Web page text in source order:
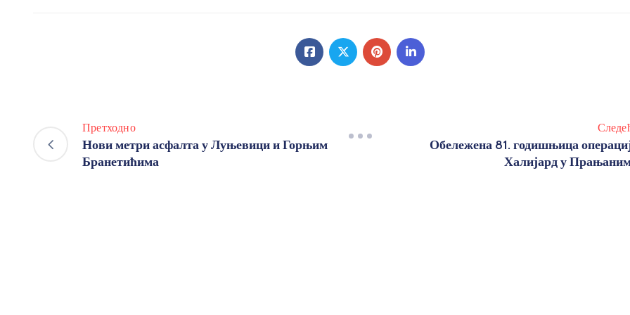
Претходно
Нови метри асфалта у Луњевици и Горњим
Бранетићима
Обележена 81. годишњица
Халијард у